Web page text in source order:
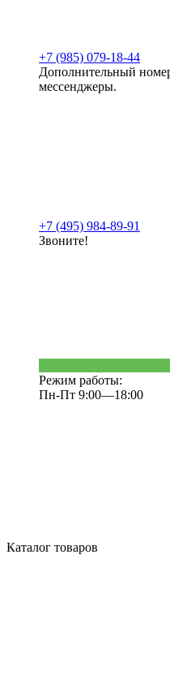
+7 (985) 079-18-44
Дополнительный
мессенджеры.
+7 (495) 984-89-91
Звоните!
Режим работы:
Пн-Пт 9:00—18:00
Каталог товаров